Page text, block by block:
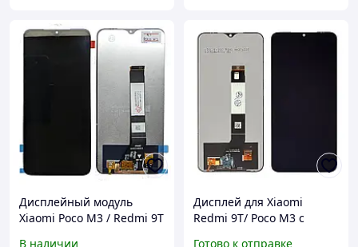
Дисплейный модуль
Xiaomi Poco M3 / Redmi 9T
В наличии
Дисплей для Xiaomi
Redmi 9T/ Poco M3 с
Готово к отправке